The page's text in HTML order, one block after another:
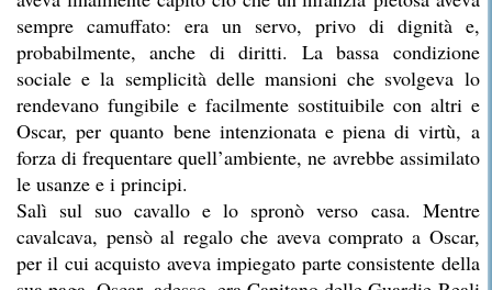
sempre camuffato: era un servo, privo di dignità e,
probabilmente, anche di diritti. La bassa condizione
sociale e la semplicità delle mansioni che svolgeva lo
rendevano fungibile e facilmente sostituibile con altri e
Oscar, per quanto bene intenzionata e piena di virtù, a
forza di frequentare quell’ambiente, ne avrebbe assimilato
le usanze e i principi.
Salì sul suo cavallo e lo spronò verso casa. Mentre
cavalcava, pensò al regalo che aveva comprato a Oscar,
per il cui acquisto aveva impiegato parte consistente della